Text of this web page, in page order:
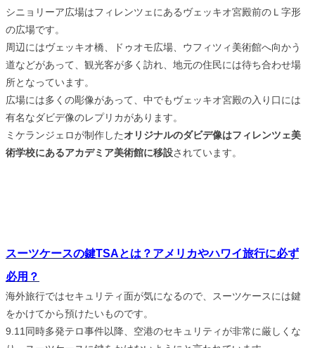
シニョリーア広場はフィレンツェにあるヴェッキオ宮殿前のＬ字形
の広場です。
周辺にはヴェッキオ橋、ドゥオモ広場、ウフィツィ美術館へ向かう
道などがあって、観光客が多く訪れ、地元の住民には待ち合わせ場
所となっています。
広場には多くの彫像があって、中でもヴェッキオ宮殿の入り口には
有名なダビデ像のレプリカがあります。
ミケランジェロが制作したオリジナルのダビデ像はフィレンツェ美
術学校にあるアカデミア美術館に移設されています。
スーツケースの鍵TSAとは？アメリカやハワイ旅行に必ず
必用？
海外旅行ではセキュリティ面が気になるので、スーツケースには鍵
をかけてから預けたいものです。
9.11同時多発テロ事件以降、空港のセキュリティが非常に厳しくな